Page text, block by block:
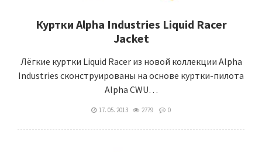
Куртки Alpha Industries Liquid Racer
Jacket
Лёгкие куртки Liquid Racer из новой коллекции Alpha
Industries сконструированы на основе куртки-пилота
Alpha CWU…
17. 05. 2013 2779 0